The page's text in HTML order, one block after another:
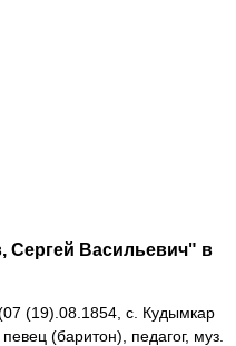
Сергей Васильевич" в
(19).08.1854, с. Кудымкар
(баритон), педагог, муз.